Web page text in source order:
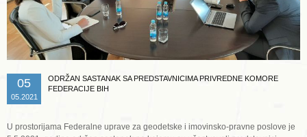
05
05.2021
ODRŽAN SASTANAK SA PREDSTAVNICIMA PRIVREDNE KOMORE
FEDERACIJE BIH
U prostorijama Federalne uprave za geodetske i imovinsko-pravne poslove je